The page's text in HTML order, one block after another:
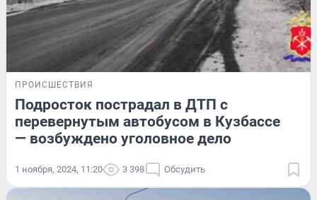
ПРОИСШЕСТВИЯ
Подросток пострадал в ДТП с
перевернутым автобусом в Кузбассе
— возбуждено уголовное дело
1 ноября, 2024, 11:20 3 398 Обсудить